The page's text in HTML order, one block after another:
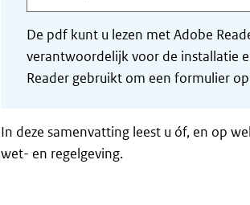
De pdf kunt u lezen met Adobe
verantwoordelijk voor de installatie
Reader gebruikt om een formulier
In deze samenvatting leest u óf, en op
wet- en regelgeving.